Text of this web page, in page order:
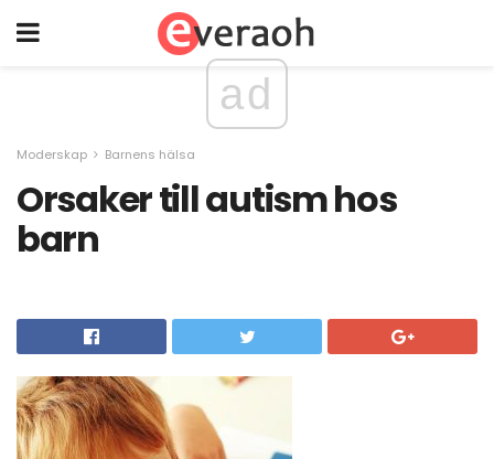
ad
Moderskap Barnens hälsa
Orsaker till autism hos
barn